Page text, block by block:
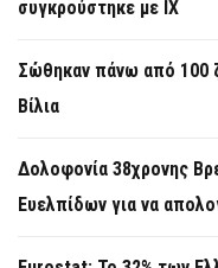
συγκρούστηκε με ΙΧ
Σώθηκαν πάνω από 100
Βίλια
Δολοφονία 38χρονης
Ευελπίδων για να